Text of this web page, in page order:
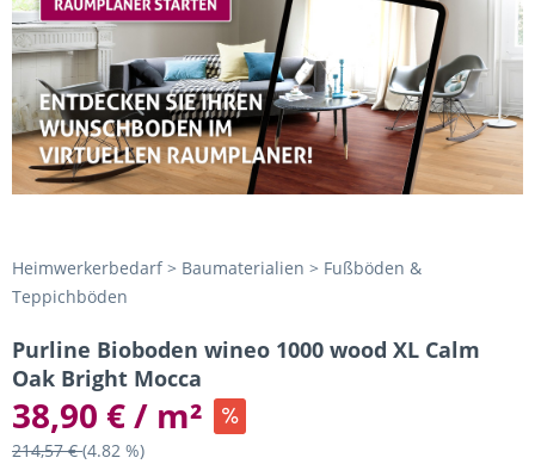
Heimwerkerbedarf > Baumaterialien > Fußböden &
Teppichböden
Purline Bioboden wineo 1000 wood XL Calm
Oak Bright Mocca
38,90 € / m²
214,57 €(4.82 %)